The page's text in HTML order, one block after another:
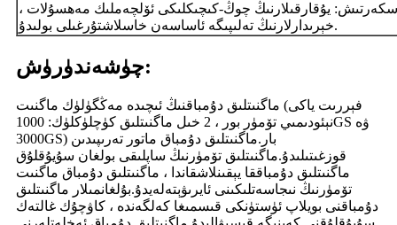
يۇقارقىلارنىڭ چوڭ-كىچىكلىكى ئۆلچەملىك مەھسۇلات ،
خېرىدارلارنىڭ تەلىپىگە ئاساسەن خاسلاشتۇرغىلى بولىدۇ.
چۈشەندۈرۈش:
ماگنىتلىق دۇمباقنىڭ ئىچىدە مەڭگۈلۈك ماگنىت (فېررىت ياكى
نېئودىمىي تۆمۈر بور ، 2 خىل ماگنىتلىق كۈچلۈكلۈك: 1000GS ۋە
3000GS) بار.ماگنىتلىق دۇمباق ماتور تەرىپىدىن
قوزغىتىلىدۇ.ماگنىتلىق تۆمۈرنىڭ ساپلىقى بولغان سۇيۇقلۇق
ماگنىتلىق دۇمباققا يېقىنلاشقاندا ، ماگنىتلىق دۇمباق ماگنىت
تۆمۈرنىڭ نىجاسەتلىكىنى ئايرىۋېتەلەيدۇ.بۇلغانمىلار ماگنىتلىق
دۇمباقنى بويلاپ ئۈستۈنكى قىسمىغا كەلگەندە ، كاۋچۇك غالتەك